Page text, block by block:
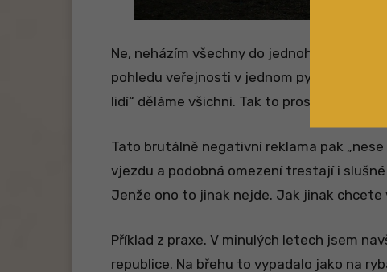
Ne, neházím všechny do jednoho pytle.
pohledu veřejnosti v jednom pytli jsme.
lidí“ děláme všichni. Tak to prostě je…
Tato brutálně negativní reklama pak
vjezdu a podobná omezení trestají i
Jenže ono to jinak nejde. Jak jinak
Příklad z praxe. V minulých letech jsem
republice. Na břehu to vypadalo jako na